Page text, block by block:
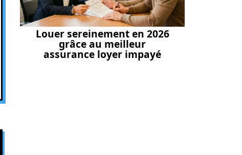
Louer sereinement en 2026
grâce au meilleur
assurance loyer impayé